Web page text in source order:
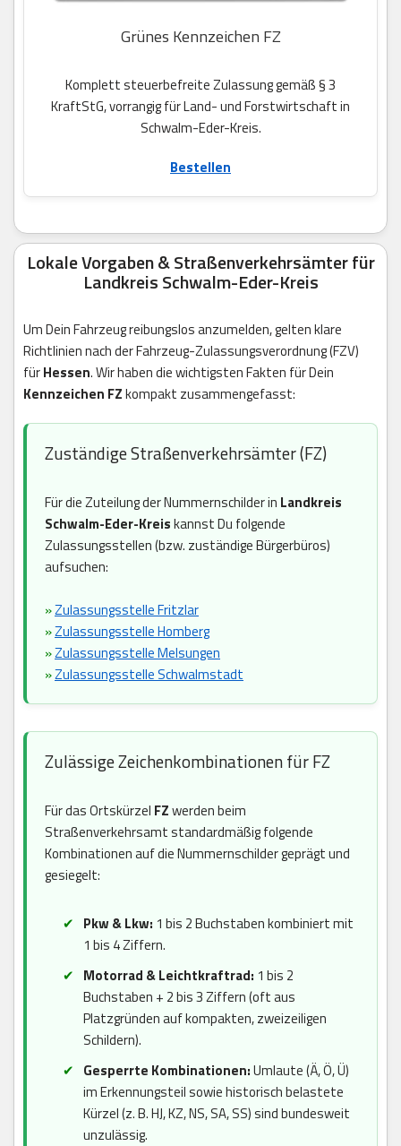
Grünes Kennzeichen FZ
Komplett steuerbefreite Zulassung gemäß § 3
KraftStG, vorrangig für Land- und Forstwirtschaft in
Schwalm-Eder-Kreis.
Bestellen
Lokale Vorgaben & Straßenverkehrsämter für
Landkreis Schwalm-Eder-Kreis
Um Dein Fahrzeug reibungslos anzumelden, gelten klare
Richtlinien nach der Fahrzeug-Zulassungsverordnung (FZV)
fürHessen. Wir haben die wichtigsten Fakten für Dein
Kennzeichen FZkompakt zusammengefasst:
Zuständige Straßenverkehrsämter (FZ)
Für die Zuteilung der Nummernschilder in Landkreis
Schwalm-Eder-Kreiskannst Du folgende
Zulassungsstellen (bzw. zuständige Bürgerbüros)
aufsuchen:
»Zulassungsstelle Fritzlar
»Zulassungsstelle Homberg
»Zulassungsstelle Melsungen
»Zulassungsstelle Schwalmstadt
Zulässige Zeichenkombinationen für FZ
Für das Ortskürzel FZwerden beim
Straßenverkehrsamt standardmäßig folgende
Kombinationen auf die Nummernschilder geprägt und
gesiegelt:
Pkw & Lkw: 1 bis 2 Buchstaben kombiniert mit
1 bis 4 Ziffern.
Motorrad & Leichtkraftrad: 1 bis 2
Buchstaben + 2 bis 3 Ziffern (oft aus
Platzgründen auf kompakten, zweizeiligen
Schildern).
Gesperrte Kombinationen:Umlaute (Ä, Ö, Ü)
im Erkennungsteil sowie historisch belastete
Kürzel (z. B. HJ, KZ, NS, SA, SS) sind bundesweit
unzulässig.